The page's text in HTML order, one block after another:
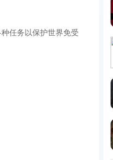
任务以保护世界免受